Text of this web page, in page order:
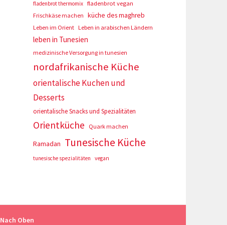
fladenbrot thermomix fladenbrot vegan
Frischkäse machen küche des maghreb
Leben im Orient Leben in arabischen Ländern
leben in Tunesien
medizinische Versorgung in tunesien
nordafrikanische Küche
orientalische Kuchen und
Desserts
orientalische Snacks und Spezialitäten
Orientküche Quark machen
Ramadan Tunesische Küche
tunesische spezialitäten vegan
Nach Oben